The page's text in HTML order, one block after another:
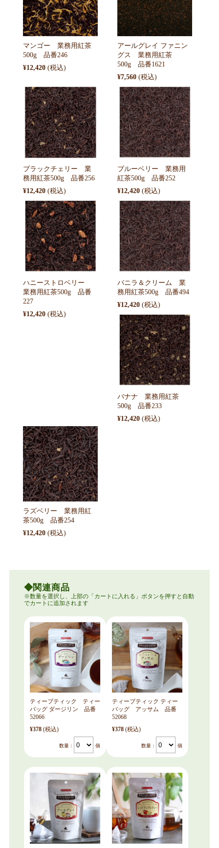
マンゴー 業務用紅茶
500g 品番246
¥12,420
アールグレイ ファニン
グス 業務用紅茶
500g 品番1621
¥7,560
ブラックチェリー 業
務用紅茶500g 品番256
¥12,420
ブルーベリー 業務用
紅茶500g 品番252
¥12,420
ハニーストロベリー
業務用紅茶500g 品番
227
¥12,420
バニラ＆クリーム 業
務用紅茶500g 品番494
¥12,420
バナナ 業務用紅茶
500g 品番233
¥12,420
ラズベリー 業務用紅
茶500g 品番254
¥12,420
関連商品
ティーブティック ティー
バッグ ダージリン 品番
52066
¥378 (税込)
数量： 個
ティーブティック ティー
バッグ アッサム 品番
52068
¥378 (税込)
数量： 個